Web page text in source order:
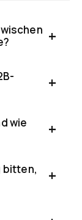
wie
bitten,